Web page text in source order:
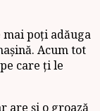
poți adăuga
Acum tot
care ți le
are și o groază